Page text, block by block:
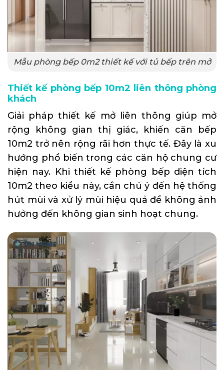
Mẫu phòng bếp 0m2 thiết kế với tủ bếp trên mở
Thiết kế phòng bếp 10m2 liên thông phòng
khách
Giải pháp thiết kế mở liên thông giúp mở
rộng không gian thị giác, khiến căn bếp
10m2 trở nên rộng rãi hơn thực tế. Đây là xu
hướng phổ biến trong các căn hộ chung cư
hiện nay. Khi thiết kế phòng bếp diện tích
10m2 theo kiểu này, cần chú ý đến hệ thống
hút mùi và xử lý mùi hiệu quả để không ảnh
hưởng đến không gian sinh hoạt chung.